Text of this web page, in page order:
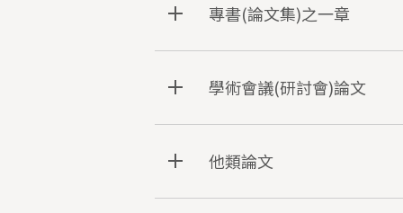
專書(論文集)之一章
學術會議(研討會)論文
他類論文